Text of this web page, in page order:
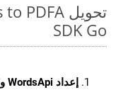
SDK Go
إعداد WordsApi وCellsApi